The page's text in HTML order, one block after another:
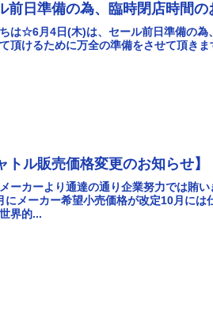
前日準備の為、臨時閉店時間の
は☆6月4日(木)は、セール前日準備の
頂けるために万全の準備をさせて頂き
トル販売価格変更のお知らせ】
ーカーより通達の通り企業努力では賄
にメーカー希望小売価格が改定10月に
界的...